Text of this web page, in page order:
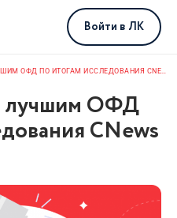
Войти в ЛК
OFD.RU ПРИЗНАН ЛУЧШИМ ОФД ПО ИТОГАМ ИССЛЕДОВАНИЯ CNEWS ANALYTICS
лучшим ОФД
CNews